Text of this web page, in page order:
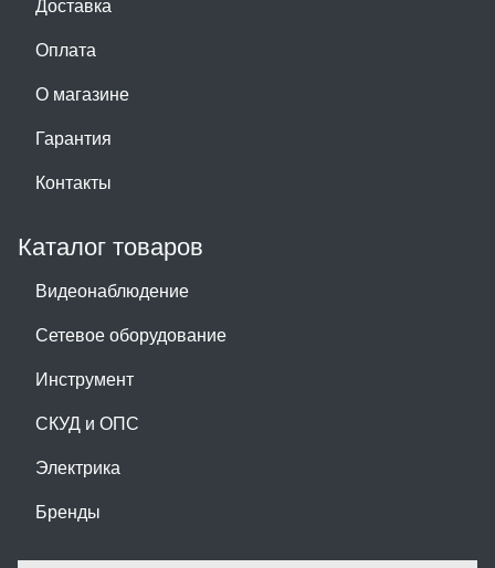
Оплата
О магазине
Гарантия
Контакты
Каталог товаров
Видеонаблюдение
Сетевое оборудование
Инструмент
СКУД и ОПС
Электрика
Бренды